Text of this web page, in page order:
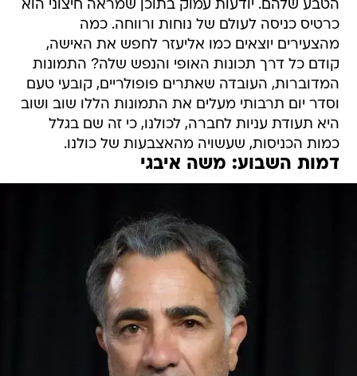
הטבע שלהם. יודעות עמוק בתוכן שמראה חיצוני הוא
כרטיס כניסה לעולם של נוחות ורווחה. כמה
מהצעירים יוצאים כמו אליעזר לחפש את האישה,
קודם כל דרך תכונות האופי והנפש שלה? התמונות
המדוברות, העובדה שאתרים פופולריים, קובעי טעם
וסדר יום תרבותי מעלים את התמונות הללו שוב ושוב
היא תעודת עניות לחברה, לכולנו, כי זה שם בגלל
כמות הכניסות, שעשויה מהאצבעות של כולנו.
דמות השבוע: משה איבגי